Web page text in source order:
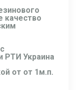
качество
с
РТИ Украина
от от 1м.п.